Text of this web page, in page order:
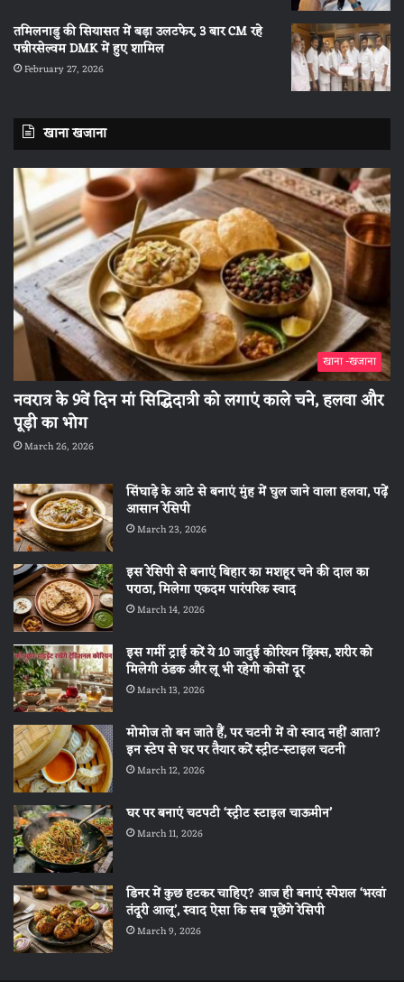
तमिलनाडु की सियासत में बड़ा उलटफेर, 3 बार CM रहे
पन्नीरसेल्वम DMK में हुए शामिल
February 27, 2026
खाना खजाना
खाना -खजाना
नवरात्र के 9वें दिन मां सिद्धिदात्री को लगाएं काले चने, हलवा और
पूड़ी का भोग
March 26, 2026
सिंघाड़े के आटे से बनाएं मुंह में घुल जाने वाला हलवा, पढ़ें
आसान रेसिपी
March 23, 2026
इस रेसिपी से बनाएं बिहार का मशहूर चने की दाल का
पराठा, मिलेगा एकदम पारंपरिक स्वाद
March 14, 2026
इस गर्मी ट्राई करें ये 10 जादुई कोरियन ड्रिंक्स, शरीर को
मिलेगी ठंडक और लू भी रहेगी कोसों दूर
March 13, 2026
मोमोज तो बन जाते हैं, पर चटनी में वो स्वाद नहीं आता?
इन स्टेप से घर पर तैयार करें स्ट्रीट-स्टाइल चटनी
March 12, 2026
घर पर बनाएं चटपटी ‘स्ट्रीट स्टाइल चाऊमीन’
March 11, 2026
डिनर में कुछ हटकर चाहिए? आज ही बनाएं स्पेशल ‘भरवां
तंदूरी आलू’, स्वाद ऐसा कि सब पूछेंगे रेसिपी
March 9, 2026